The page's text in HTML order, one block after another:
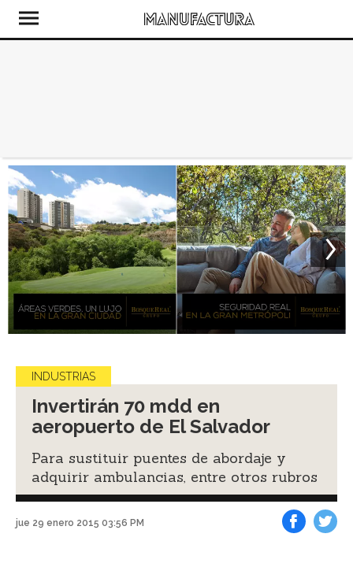
INDUSTRIAS
Invertirán 70 mdd en
aeropuerto de El Salvador
Para sustituir puentes de abordaje y
adquirir ambulancias, entre otros rubros
jue 29 enero 2015 03:56 PM